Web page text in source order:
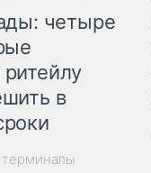
четыре
в